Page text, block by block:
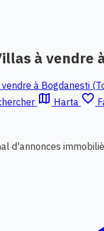
à vendre
à Bogdanesti
map Harta favorite_border
d'annonces